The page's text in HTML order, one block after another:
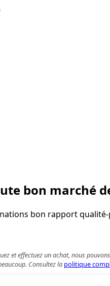
bon marché
bon rapport
et effectuez un achat, nous
Consultez la politique